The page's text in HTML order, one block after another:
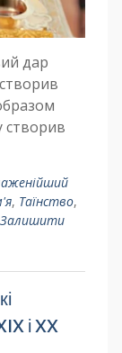
дар
створив
, Таїнство,
Залишити
і XX